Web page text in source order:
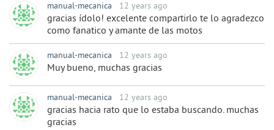
manual-mecanica 12 years ago
gracias ídolo! excelente compartirlo te lo agradezco
como fanatico y amante de las motos
manual-mecanica 12 years ago
Muy bueno, muchas gracias
manual-mecanica 12 years ago
gracias hacia rato que lo estaba buscando. muchas
gracias